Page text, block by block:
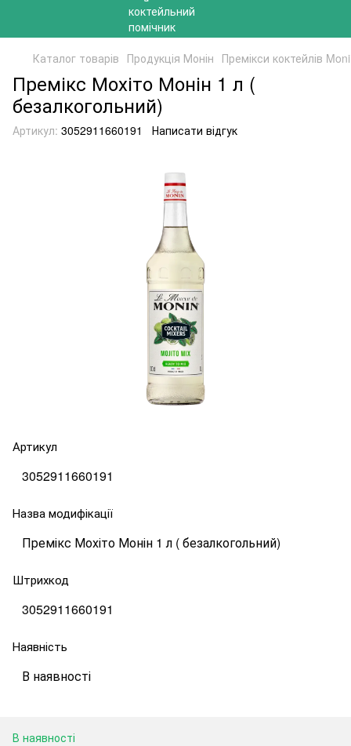
Каталог товарів Продукція Монін Премікси коктейлів
Премікс Мохіто Монін 1 л (
безалкогольний)
Артикул: 3052911660191 Написати відгук
Артикул
3052911660191
Назва модифікації
Премікс Мохіто Монін 1 л ( безалкогольний)
Штрихкод
3052911660191
Наявність
В наявності
В наявності